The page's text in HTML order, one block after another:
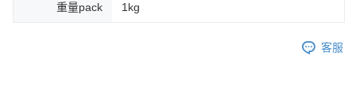
重量pack 1kg
客服